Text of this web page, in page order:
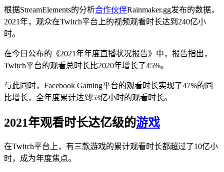
根据StreamElements的分析合作伙伴Rainmaker.gg发布的数据，
2021年，观众在Twitch平台上的视频观看时长达到240亿小
时。
在今日公布的《2021年年度直播状况报告》中，报告指出，
Twitch平台的观看总时长比2020年增长了45%。
与此同时，Facebook Gaming平台的观看时长实现了47%的同
比增长，全年度累计达到53亿小时的观看时长。
2021年观看时长达亿级的游戏
在Twitch平台上，有三款游戏的累计观看时长都超过了10亿小
时，成为年度焦点。